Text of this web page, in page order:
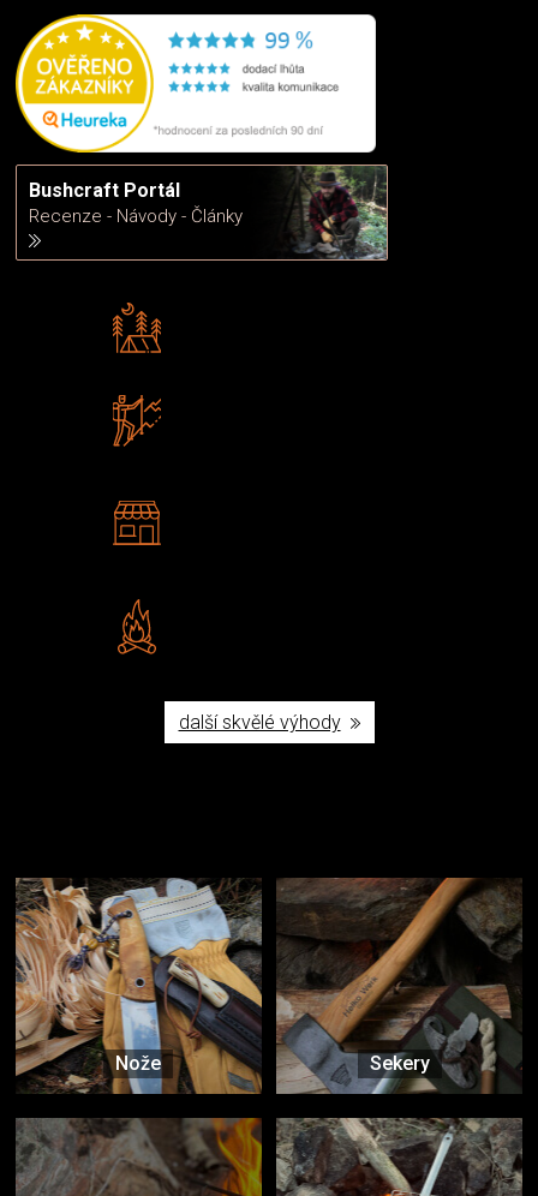
Bushcraft Portál
Recenze - Návody - Články
další skvělé výhody
Nože Sekery